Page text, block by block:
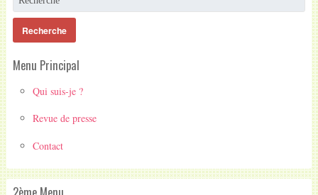
Menu Principal
Qui suis-je ?
Revue de presse
Contact